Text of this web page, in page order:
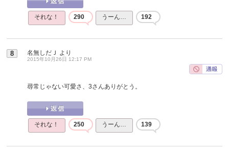
それな！ 290 うーん… 192
8 名無しだＪ より
2015年10月26日 12:17 PM
尋常じゃない可愛さ、3さんありがとう。
それな！ 250 うーん… 139